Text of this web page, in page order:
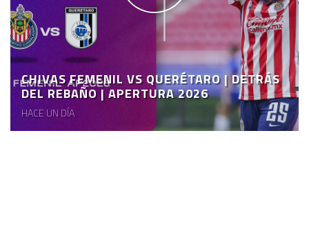
CHIVAS FEMENIL VS QUERÉTARO | DETRÁS
DEL REBAÑO | APERTURA 2026
HACE UN DÍA